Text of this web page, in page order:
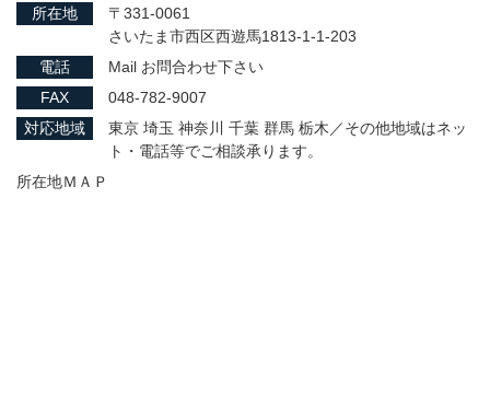
所在地
〒331-0061
さいたま市西区西遊馬1813-1-1-203
電話
Mail お問合わせ下さい
FAX
048-782-9007
対応地域
東京 埼玉 神奈川 千葉 群馬 栃木／その他地域はネッ
ト・電話等でご相談承ります。
所在地ＭＡＰ